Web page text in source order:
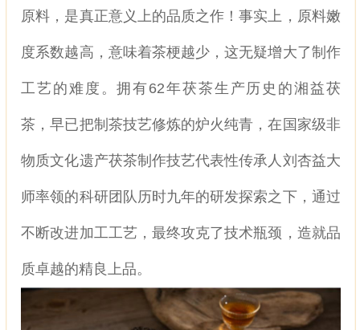
原料，是真正意义上的品质之作！事实上，原料嫩
度系数越高，意味着茶梗越少，这无疑增大了制作
工艺的难度。拥有62年茯茶生产历史的湘益茯
茶，早已把制茶技艺修炼的炉火纯青，在国家级非
物质文化遗产茯茶制作技艺代表性传承人刘杏益大
师率领的科研团队历时九年的研发探索之下，通过
不断改进加工工艺，最终攻克了技术瓶颈，造就品
质卓越的精良上品。